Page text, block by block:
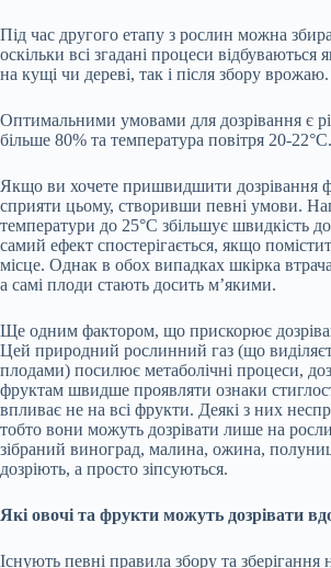
Під час другого етапу з рослин можна
оскільки всі згадані процеси відбуваються
на кущі чи дереві, так і після збору врожаю.
Оптимальними умовами для дозрівання є
більше 80% та температура повітря 20-22°C.
Якщо ви хочете пришвидшити дозрівання
сприяти цьому, створивши певні умови.
температури до 25°C збільшує швидкість
самий ефект спостерігається, якщо
місце. Однак в обох випадках шкірка
а самі плоди стають досить м’якими.
Ще одним фактором, що прискорює
Цей природний рослинний газ (що
плодами) посилює метаболічні процеси,
фруктам швидше проявляти ознаки
впливає не на всі фрукти. Деякі з них
тобто вони можуть дозрівати лише на
зібраний виноград, малина, ожина,
дозріють, а просто зіпсуються.
Які овочі та фрукти можуть дозрівати
Існують певні правила збору та зберігання